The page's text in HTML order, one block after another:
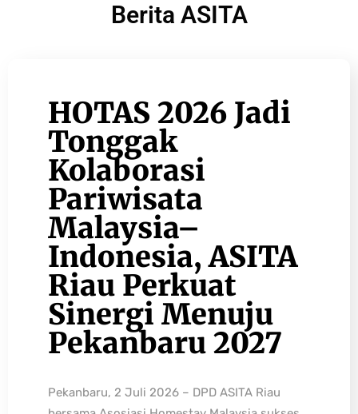
Berita ASITA
HOTAS 2026 Jadi
Tonggak
Kolaborasi
Pariwisata
Malaysia–
Indonesia, ASITA
Riau Perkuat
Sinergi Menuju
Pekanbaru 2027
Pekanbaru, 2 Juli 2026 – DPD ASITA Riau